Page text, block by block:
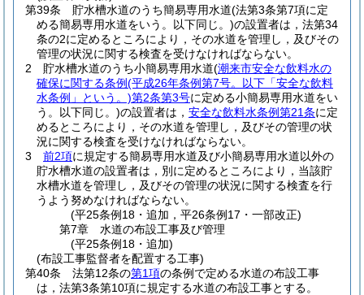
第39条
貯水槽水道のうち簡易専用水道(法第3条第7項に定
める簡易専用水道をいう。以下同じ。)の設置者は，法第34
条の2に定めるところにより，その水道を管理し，及びその
管理の状況に関する検査を受けなければならない。
2
貯水槽水道のうち小簡易専用水道(潮来市安全な飲料水の
確保に関する条例(平成26年条例第7号。以下「安全な飲料
水条例」という。)第2条第3号に定める小簡易専用水道をい
う。以下同じ。)の設置者は， 安全な飲料水条例第21条に定
めるところにより，その水道を管理し，及びその管理の状
況に関する検査を受けなければならない。
3
前2項に規定する簡易専用水道及び小簡易専用水道以外の
貯水槽水道の設置者は，別に定めるところにより，当該貯
水槽水道を管理し，及びその管理の状況に関する検査を行
うよう努めなければならない。
(平25条例18・追加，平26条例17・一部改正)
第7章
水道の布設工事及び管理
(平25条例18・追加)
(布設工事監督者を配置する工事)
第40条
法第12条の第1項の条例で定める水道の布設工事
は，法第3条第10項に規定する水道の布設工事とする。